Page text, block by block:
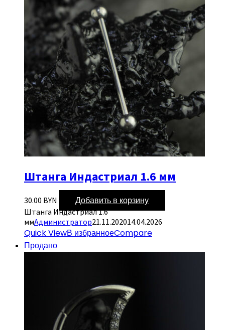
Штанга Индастриал 1.6 мм
30.00 BYN Добавить в корзину
Штанга Индастриал 1.6
ммАдминистратор21.11.202014.04.2026
Quick ViewВ избранноеCompare
Продано